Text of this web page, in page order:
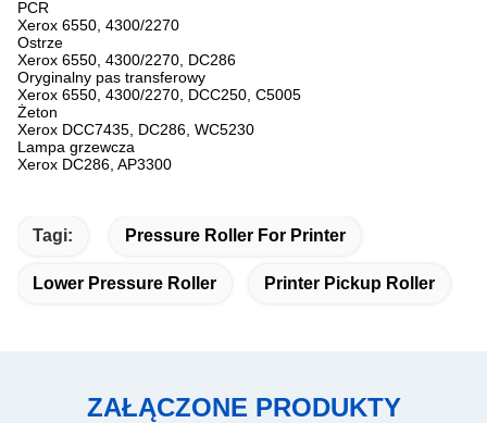
PCR
Xerox 6550, 4300/2270
Ostrze
Xerox 6550, 4300/2270, DC286
Oryginalny pas transferowy
Xerox 6550, 4300/2270, DCC250, C5005
Żeton
Xerox DCC7435, DC286, WC5230
Lampa grzewcza
Xerox DC286, AP3300
Tagi: Pressure Roller For Printer
Lower Pressure Roller Printer Pickup Roller
ZAŁĄCZONE PRODUKTY